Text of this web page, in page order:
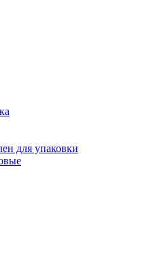
для упаковки